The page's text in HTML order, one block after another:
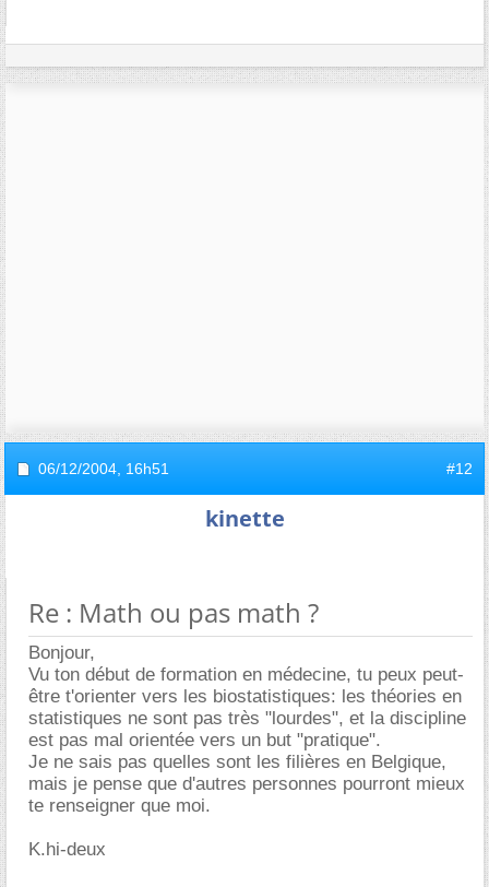
06/12/2004, 16h51 #12
kinette
Re : Math ou pas math ?
Bonjour,
Vu ton début de formation en médecine, tu peux peut-
être t'orienter vers les biostatistiques: les théories en
statistiques ne sont pas très "lourdes", et la discipline
est pas mal orientée vers un but "pratique".
Je ne sais pas quelles sont les filières en Belgique,
mais je pense que d'autres personnes pourront mieux
te renseigner que moi.
K.hi-deux